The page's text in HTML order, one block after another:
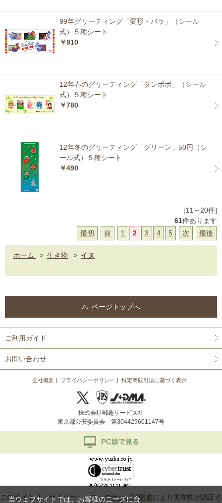
99年グリーティング「変形・バラ」（シール
式）５種シート
￥910
12年春のグリーティング「タンポポ」（シール
式）５種シート
￥780
12年冬のグリーティング「グリーン」50円（シ
ール式）５種シート
￥490
[11～20件]
61件あります
最初
前 1 2 3 4 5 次 最後
ホーム > 生き物 > イヌ
ページトップへ
ご利用ガイド
お問い合わせ
会社概要 プライバシーポリシー 特定商取引法に基づく表示
株式会社郵趣サービス社
東京都公安委員会 第304429601147号
このサイトは、サイバートラストのサーバ証明書により実在性が認証さ
当ウェブサイトでは、お客様のニーズに合